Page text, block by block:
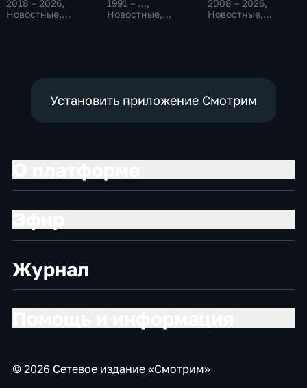
2018 – 2026,
Новостные,
1991 – …,
Новостные,
2008 – 2026,
Новостные,
Установить приложение Смотрим
Журнал
© 2026 Сетевое издание «Смотрим»